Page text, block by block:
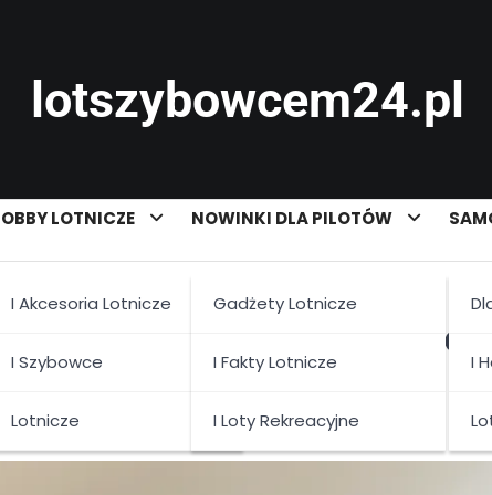
lotszybowcem24.pl
LOTNICZE
I Akcesoria Lotnicze
I Szybowce
Lotnicze
NOWINKI DLA PILOTÓW
Gadżety Lotnicze
I Fakty Lotnicze
I Loty Rekreacyjne
I
zacząć swoją przygodę z